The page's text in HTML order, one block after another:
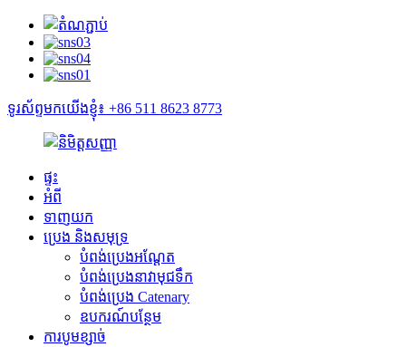
ទូរស័ព្ទមកយើងខ្ញុំ៖ +86 511 8623 8773
ផ្ទះ
អំពី
ទាញយក
ប្រេង និងសមុទ្រ
បំពង់ប្រេងអណ្តែត
បំពង់ប្រេងនាវាមុជទឹក
បំពង់ប្រេង Catenary
ឧបករណ៍បន្ថែម
ការបូមខ្សាច់